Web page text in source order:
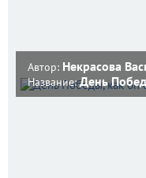
Автор: Некрасова
Название:День